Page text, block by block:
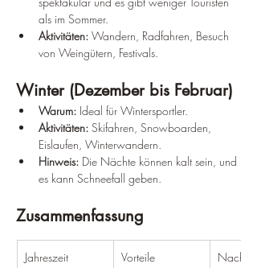
als im Sommer.
Aktivitäten: Wandern, Radfahren, Besuch
von Weingütern, Festivals.
Winter (Dezember bis Februar)
Warum: Ideal für Wintersportler.
Aktivitäten: Skifahren, Snowboarden,
Eislaufen, Winterwandern.
Hinweis: Die Nächte können kalt sein, und
es kann Schneefall geben.
Zusammenfassung
Jahreszeit Vorteile Nachteile